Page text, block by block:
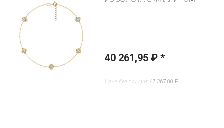
40 261,95 ₽*
Цена без скидки: 47 367,00 ₽